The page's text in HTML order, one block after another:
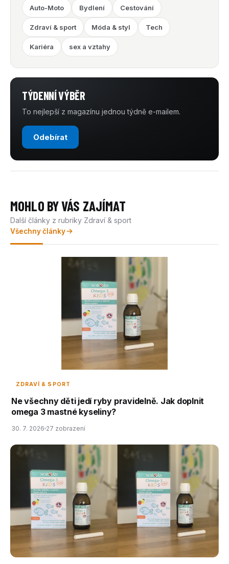
Auto-Moto Bydlení Cestování
Zdraví & sport Móda & styl Tech
Kariéra sex a vztahy
TÝDENNÍ VÝBĚR
To nejlepší z magazínu jednou týdně e-mailem.
Odebírat
MOHLO BY VÁS ZAJÍMAT
Další články z rubriky Zdraví & sport
Všechny články
ZDRAVÍ & SPORT
Ne všechny děti jedí ryby pravidelně. Jak doplnit
omega 3 mastné kyseliny?
30. 7. 2026 27 zobrazení